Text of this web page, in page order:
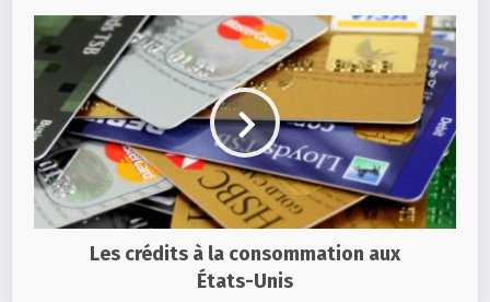
Les crédits à la consommation aux
États-Unis